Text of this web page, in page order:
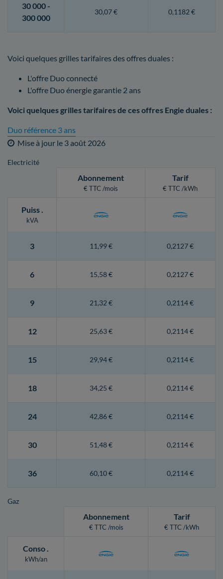
30 000 -
300 000
30,07 € 0,1182 €
Voici quelques grilles tarifaires des offres duales :
L'offre Duo connecté
L'offre Duo énergie garantie 2 ans
Voici quelques grilles tarifaires de ces offres Engie duales :
Duo référence 3 ans
Mise à jour le 3 août 2026
Electricité
Abonnement
€ TTC /mois
Tarif
€ TTC /kWh
Puiss.
kVA
3 11,99 € 0,2127 €
6 15,58 € 0,2127 €
9 21,32 € 0,2114 €
12 25,63 € 0,2114 €
15 29,94 € 0,2114 €
18 34,25 € 0,2114 €
24 42,86 € 0,2114 €
30 51,48 € 0,2114 €
36 60,10 € 0,2114 €
Gaz
Abonnement
€ TTC /mois
Tarif
€ TTC /kWh
Conso.
kWh/an